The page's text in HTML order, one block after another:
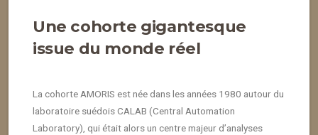
Une cohorte gigantesque
issue du monde réel
La cohorte AMORIS est née dans les années 1980 autour du
laboratoire suédois CALAB (Central Automation
Laboratory), qui était alors un centre majeur d’analyses